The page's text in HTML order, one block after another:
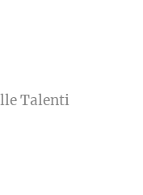
Talenti